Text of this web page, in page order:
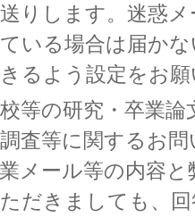
りします。迷惑
いる場合は届か
るよう設定をお
等の研究・卒業
査等に関するお
メール等の内容
だきましても、